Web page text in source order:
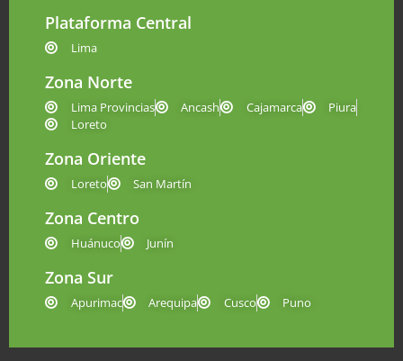
Plataforma Central
Lima
Zona Norte
Lima Provincias Ancash Cajamarca
Piura
Loreto
Zona Oriente
Loreto San Martín
Zona Centro
Huánuco Junín
Zona Sur
Apurimac Arequipa Cusco Puno